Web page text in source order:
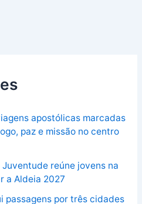
apostólicas marcadas
paz e missão no centro
reúne jovens na
a Aldeia 2027
passagens por três cidades